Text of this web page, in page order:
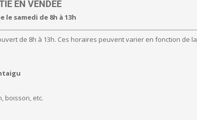
EN VENDÉE
le samedi de 8h à 13h
de 8h à 13h. Ces horaires peuvent varier en fonction de la
boisson, etc.